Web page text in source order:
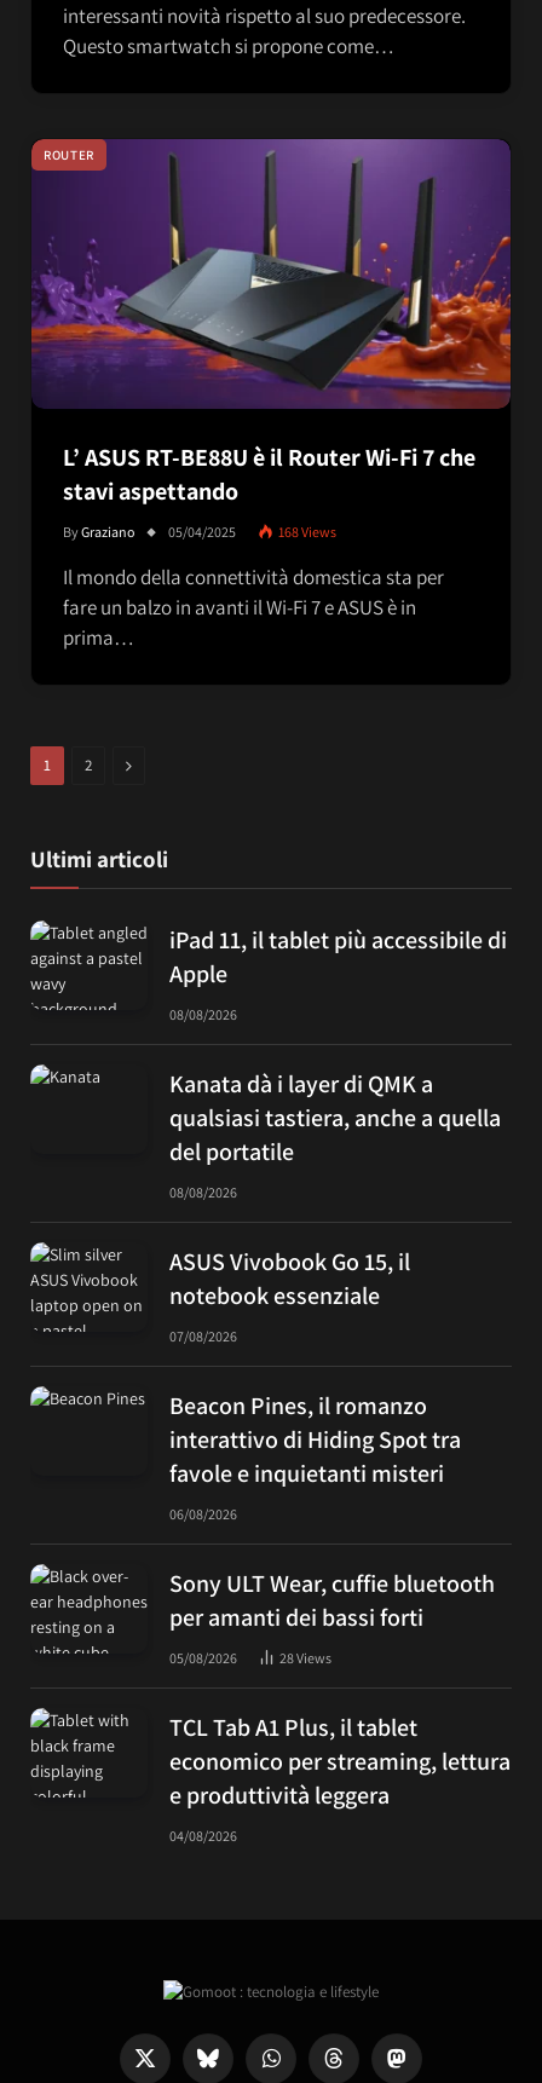
interessanti novità rispetto al suo predecessore.
Questo smartwatch si propone come…
ROUTER
L’ ASUS RT-BE88U è il Router Wi-Fi 7 che
stavi aspettando
ByGraziano 05/04/2025 168Views
Il mondo della connettività domestica sta per
fare un balzo in avanti il Wi-Fi 7 e ASUS è in
prima…
1 2 Next
Ultimi articoli
iPad 11, il tablet più accessibile di
Apple
08/08/2026
Kanata dà i layer di QMK a
qualsiasi tastiera, anche a quella
del portatile
08/08/2026
ASUS Vivobook Go 15, il
notebook essenziale
07/08/2026
Beacon Pines, il romanzo
interattivo di Hiding Spot tra
favole e inquietanti misteri
06/08/2026
Sony ULT Wear, cuffie bluetooth
per amanti dei bassi forti
05/08/2026 28Views
TCL Tab A1 Plus, il tablet
economico per streaming, lettura
e produttività leggera
04/08/2026
X
Bluesky WhatsAppThreads Mastodon